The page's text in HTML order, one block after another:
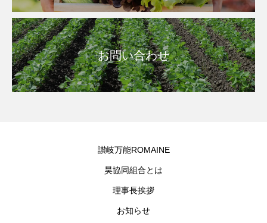
お問い合わせ
讃岐万能ROMAINE
昊協同組合とは
理事長挨拶
お知らせ